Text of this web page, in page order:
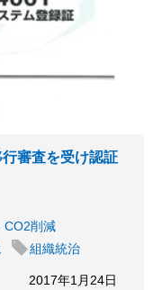
審査を受け認証
CO2削減
組織統治
2017年1月24日